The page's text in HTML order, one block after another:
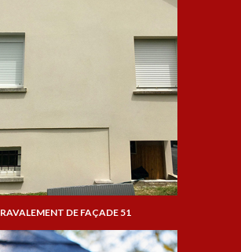
RAVALEMENT DE FAÇADE 51